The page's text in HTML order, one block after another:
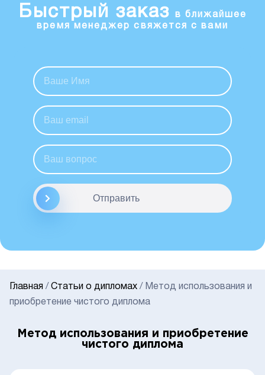
Быстрый заказ
в ближайшее
время менеджер свяжется с вами
Отправить
Главная / Статьи о дипломах / Метод использования и
приобретение чистого диплома
Метод использования и приобретение
чистого диплома